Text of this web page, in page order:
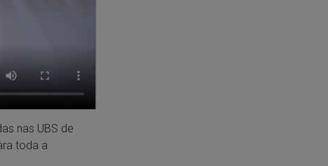
nas UBS de
toda a